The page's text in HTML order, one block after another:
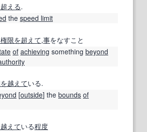
える.
the speed limit
権限を超えて,事をなすこと
of achieving something beyond
を越えている.
[outside] the bounds of
えている程度